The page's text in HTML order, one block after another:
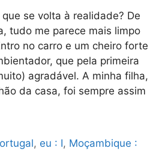
que se volta à realidade? De
tudo me parece mais limpo
no carro e um cheiro forte
que pela primeira
agradável. A minha filha,
da casa, foi sempre assim
, eu : I, Moçambique :